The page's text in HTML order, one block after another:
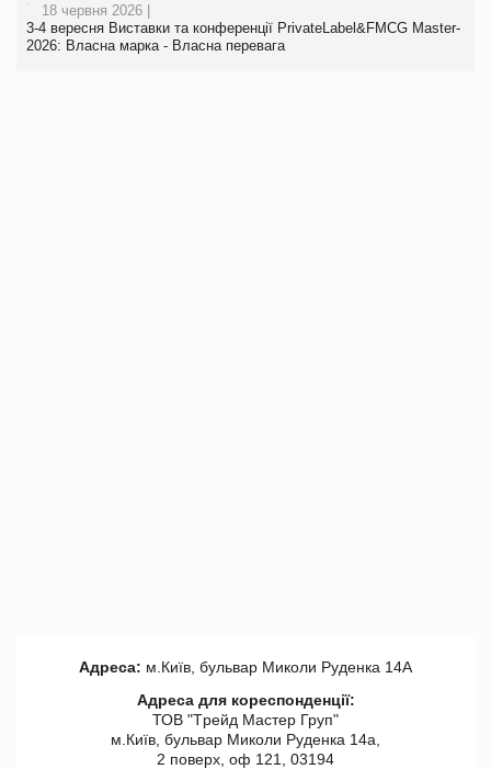
18 червня 2026 |
3-4 вересня Виставки та конференції PrivateLabel&FMCG Master-
2026: Власна марка - Власна перевага
Адреса: м.Київ, бульвар Миколи Руденка 14А
Адреса для кореспонденції:
ТОВ "Tрейд Мастер Груп"
м.Київ, бульвар Миколи Руденка 14а,
2 поверх, оф 121, 03194